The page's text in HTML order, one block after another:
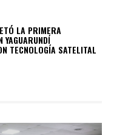
LA PRIMERA
YAGUARUNDÍ
TECNOLOGÍA SATELITAL